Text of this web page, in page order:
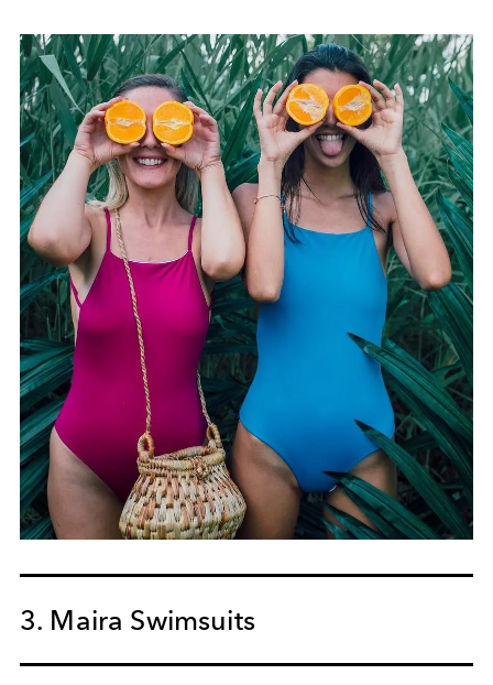
3. Maira Swimsuits